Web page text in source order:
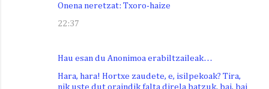
Onena neretzat: Txoro-haize
22:37
Hau esan du Anonimoa erabiltzaileak…
Hara, hara! Hortxe zaudete, e, isilpekoak? Tira,
nik uste dut oraindik falta direla batzuk, bai, bai